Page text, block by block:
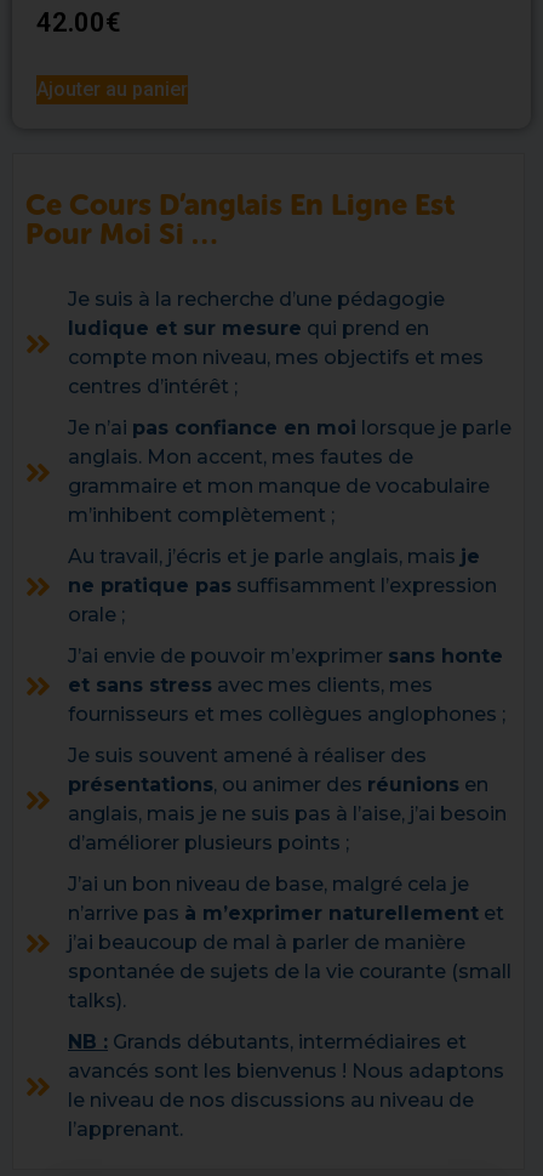
42.00€
Ajouter au panier
Ce Cours D’anglais En Ligne Est
Pour Moi Si …
Je suis à la recherche d’une pédagogie
ludique et sur mesure qui prend en
compte mon niveau, mes objectifs et mes
centres d’intérêt ;
Je n’ai pas confiance en moi lorsque je parle
anglais. Mon accent, mes fautes de
grammaire et mon manque de vocabulaire
m’inhibent complètement ;
Au travail, j’écris et je parle anglais, mais je
ne pratique pas suffisamment l’expression
orale ;
J’ai envie de pouvoir m’exprimer sans honte
et sans stress avec mes clients, mes
fournisseurs et mes collègues anglophones ;
Je suis souvent amené à réaliser des
présentations, ou animer des réunions en
anglais, mais je ne suis pas à l’aise, j’ai besoin
d’améliorer plusieurs points ;
J’ai un bon niveau de base, malgré cela je
n’arrive pas à m’exprimer naturellement et
j’ai beaucoup de mal à parler de manière
spontanée de sujets de la vie courante (small
talks).
NB : Grands débutants, intermédiaires et
avancés sont les bienvenus ! Nous adaptons
le niveau de nos discussions au niveau de
l’apprenant.